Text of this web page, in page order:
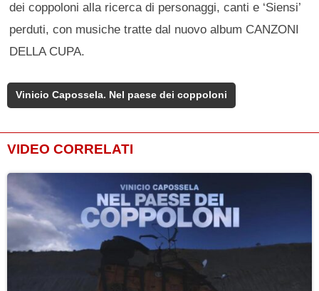
dei coppoloni alla ricerca di personaggi, canti e ‘Siensi’
perduti, con musiche tratte dal nuovo album CANZONI
DELLA CUPA.
Vinicio Capossela. Nel paese dei coppoloni
VIDEO CORRELATI